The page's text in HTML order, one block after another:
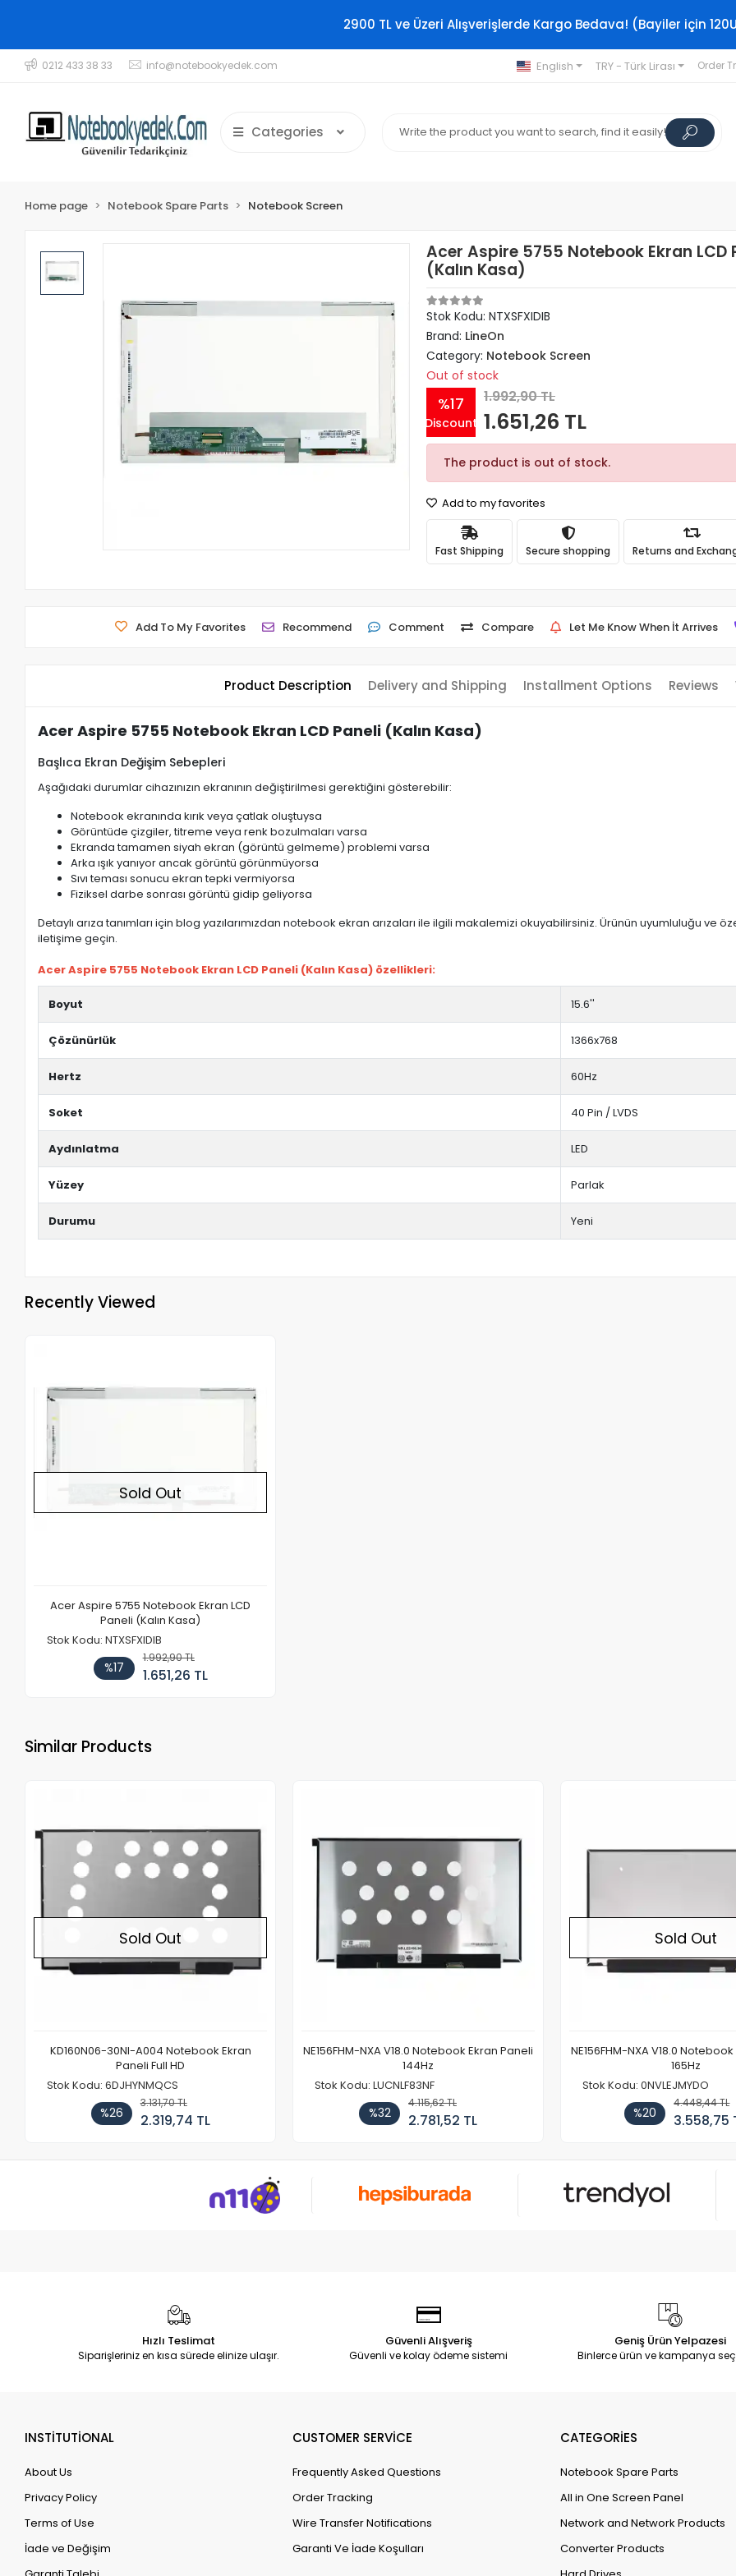
2900 TL ve Üzeri Alışverişlerde Kargo Bedava! (Bayiler için
0212 433 38 33 info@notebookyedek.com English TRY - Türk Lirası Order
Categories
Home page Notebook Spare Parts Notebook Screen
Acer Aspire 5755 Notebook Ekran LCD
(Kalın Kasa)
Stok Kodu: NTXSFXIDIB
Brand: LineOn
Category: Notebook Screen
Out of stock
%17
Discount
1.992,90 TL
1.651,26 TL
The product is out of stock.
Add to my favorites
Fast Shipping Secure shopping Returns and
Add To My Favorites Recommend Comment Compare Let Me Know When İt Arrives
Product Description Delivery and Shipping Installment Options Reviews
Acer Aspire 5755 Notebook Ekran LCD Paneli (Kalın Kasa)
Başlıca Ekran Değişim Sebepleri
Aşağıdaki durumlar cihazınızın ekranının değiştirilmesi gerektiğini gösterebilir:
Notebook ekranında kırık veya çatlak oluştuysa
Görüntüde çizgiler, titreme veya renk bozulmaları varsa
Ekranda tamamen siyah ekran (görüntü gelmeme) problemi varsa
Arka ışık yanıyor ancak görüntü görünmüyorsa
Sıvı teması sonucu ekran tepki vermiyorsa
Fiziksel darbe sonrası görüntü gidip geliyorsa
Detaylı arıza tanımları için blog yazılarımızdan notebook ekran arızaları ile ilgili makalemizi okuyabilirsiniz. Ürünün uyumluluğu
iletişime geçin.
Acer Aspire 5755 Notebook Ekran LCD Paneli (Kalın Kasa) özellikleri:
Boyut 15.6''
Çözünürlük 1366x768
Hertz 60Hz
Soket 40 Pin / LVDS
Aydınlatma LED
Yüzey Parlak
Durumu Yeni
Recently Viewed
Sold Out
Acer Aspire 5755 Notebook Ekran LCD
Paneli (Kalın Kasa)
Stok Kodu: NTXSFXIDIB
%17
1.992,90 TL
1.651,26 TL
Similar Products
Sold Out
KD160N06-30NI-A004 Notebook Ekran
Paneli Full HD
Stok Kodu: 6DJHYNMQCS
%26
3.131,70 TL
2.319,74 TL
NE156FHM-NXA V18.0 Notebook Ekran Paneli
144Hz
Stok Kodu: LUCNLF83NF
%32
4.115,62 TL
2.781,52 TL
Sold Out
NE156FHM-NXA V18.0
165Hz
Stok Kodu: 0NVLEJMYDO
%20
4.448,44 TL
3.558,75
Hızlı Teslimat
Siparişleriniz en kısa sürede elinize ulaşır.
Güvenli Alışveriş
Güvenli ve kolay ödeme sistemi
Geniş Ürün Yelpazesi
Binlerce ürün ve kampanya
INSTİTUTİONAL
About Us
Privacy Policy
Terms of Use
İade ve Değişim
CUSTOMER SERVİCE
Frequently Asked Questions
Order Tracking
Wire Transfer Notifications
Garanti Ve İade Koşulları
CATEGORİES
Notebook Spare Parts
All in One Screen Panel
Network and Network Products
Converter Products